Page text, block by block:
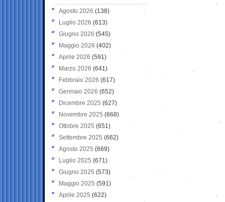
Agosto 2026 (138)
Luglio 2026 (613)
Giugno 2026 (545)
Maggio 2026 (402)
Aprile 2026 (591)
Marzo 2026 (641)
Febbraio 2026 (617)
Gennaio 2026 (652)
Dicembre 2025 (627)
Novembre 2025 (668)
Ottobre 2025 (651)
Settembre 2025 (662)
Agosto 2025 (669)
Luglio 2025 (671)
Giugno 2025 (573)
Maggio 2025 (591)
Aprile 2025 (622)